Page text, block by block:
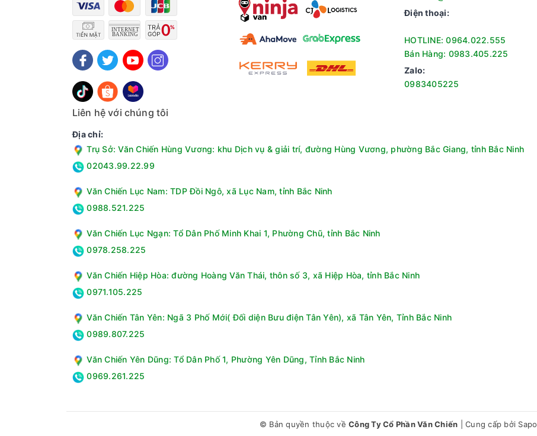
Điện thoại:
HOTLINE: 0964.022.555
Bán Hàng: 0983.405.225
Zalo:
0983405225
Liên hệ với chúng tôi
Địa chỉ:
Trụ Sở: Văn Chiến Hùng Vương: khu Dịch vụ & giải trí, đường Hùng Vương, phường Bắc Giang, tỉnh Bắc Ninh
02043.99.22.99
Văn Chiến Lục Nam: TDP Đồi Ngô, xã Lục Nam, tỉnh Bắc Ninh
0988.521.225
Văn Chiến Lục Ngạn: Tổ Dân Phố Minh Khai 1, Phường Chũ, tỉnh Bắc Ninh
0978.258.225
Văn Chiến Hiệp Hòa: đường Hoàng Văn Thái, thôn số 3, xã Hiệp Hòa, tỉnh Bắc Ninh
0971.105.225
Văn Chiến Tân Yên: Ngã 3 Phố Mới( Đối diện Bưu điện Tân Yên), xã Tân Yên, Tỉnh Bắc Ninh
0989.807.225
Văn Chiến Yên Dũng: Tổ Dân Phố 1, Phường Yên Dũng, Tỉnh Bắc Ninh
0969.261.225
© Bản quyền thuộc về Công Ty Cổ Phần Văn Chiến Cung cấp bởi Sapo